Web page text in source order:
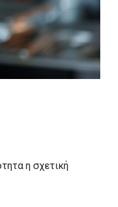
η σχετική